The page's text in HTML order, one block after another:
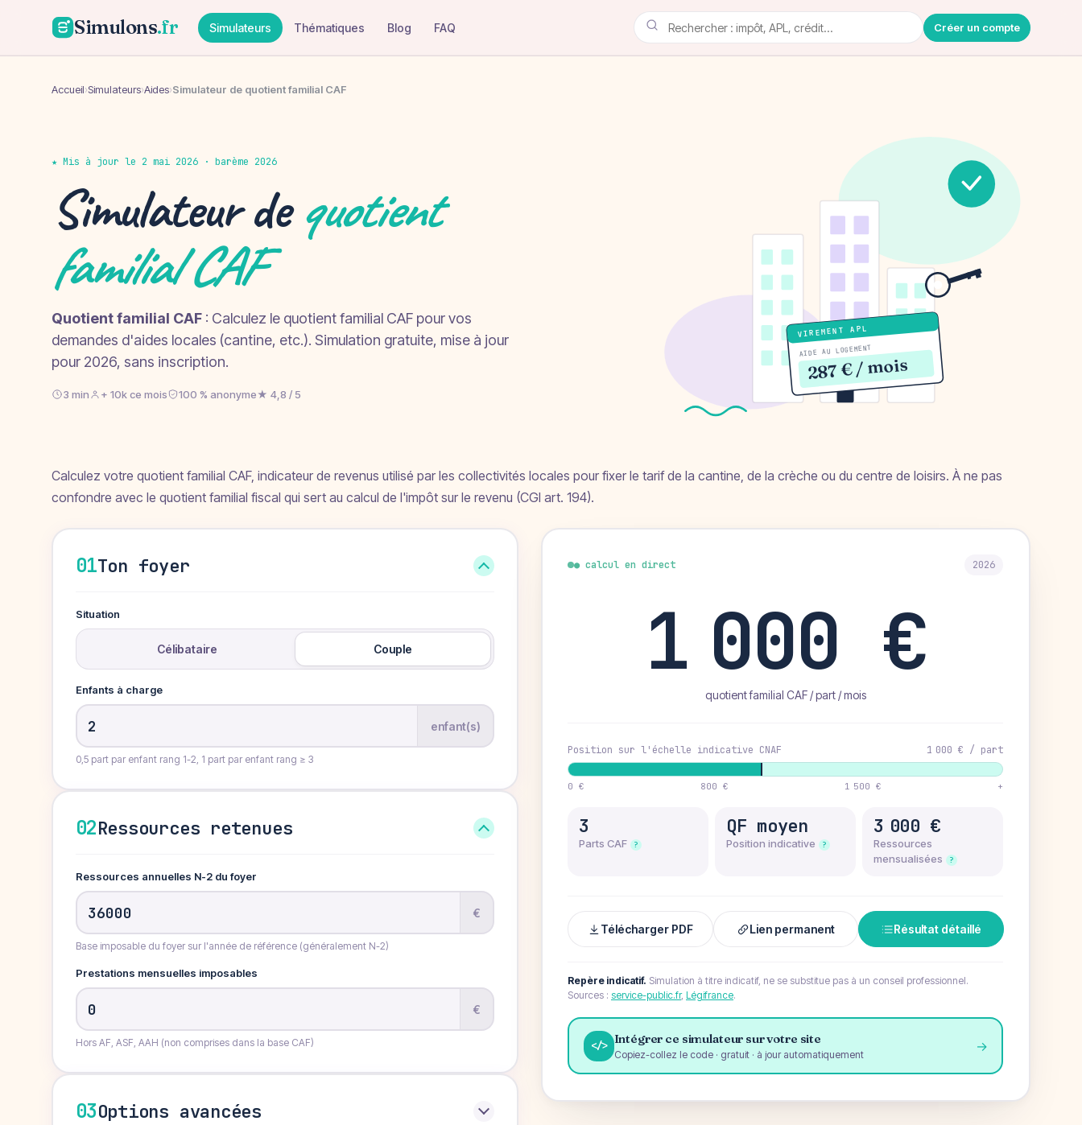
Simulons.fr Simulateurs Thématiques Blog FAQ Créer un compte
Accueil›Simulateurs›Aides›Simulateur de quotient familial CAF
★ Mis à jour le 2 mai 2026 · barème 2026
Simulateur dequotient
familial CAF
Quotient familial CAF : Calculez le quotient familial CAF pour vos
demandes d'aides locales (cantine, etc.). Simulation gratuite, mise à jour
pour 2026, sans inscription.
3 min + 10k ce mois 100 % anonyme★ 4,8 / 5
VIREMENT APL
AIDE AU LOGEMENT
287 € / mois
Calculez votre quotient familial CAF, indicateur de revenus utilisé par les collectivités locales pour fixer le tarif de la cantine, de la crèche ou du centre de loisirs. À ne pas
confondre avec le quotient familial fiscal qui sert au calcul de l'impôt sur le revenu (CGI art. 194).
01Ton foyer
Situation
Célibataire Couple
Enfants à charge
enfant(s)
0,5 part par enfant rang 1-2, 1 part par enfant rang ≥ 3
02Ressources retenues
Ressources annuelles N-2 du foyer
€
Base imposable du foyer sur l'année de référence (généralement N-2)
Prestations mensuelles imposables
€
Hors AF, ASF, AAH (non comprises dans la base CAF)
03Options avancées
● calcul en direct 2026
1 000 €
quotient familial CAF / part / mois
Position sur l'échelle indicative CNAF 1 000 € / part
0 € 800 € 1 500 € +
3
Parts CAF ?
QF moyen
Position indicative ?
3 000 €
Ressources
mensualisées
?
Télécharger PDF Lien permanent Résultat détaillé
Repère indicatif. Simulation à titre indicatif, ne se substitue pas à un conseil professionnel.
Sources : service-public.fr, Légifrance.
</> Intégrer ce simulateur sur votre site
Copiez-collez le code · gratuit · à jour automatiquement
→